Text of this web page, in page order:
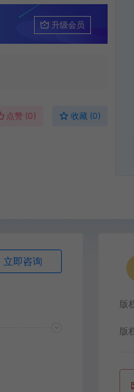
升级会员
点赞 (0) 收藏 (0)
立即咨询
版
版